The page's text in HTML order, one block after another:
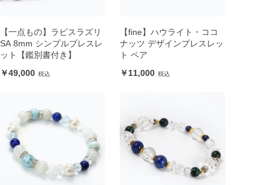
【一点もの】ラピスラズリ
SA 8mm シンプルブレスレ
ット【鑑別書付き】
49,000
【fine】ハウライト・ココ
ナッツ デザインブレスレッ
ト ペア
11,000